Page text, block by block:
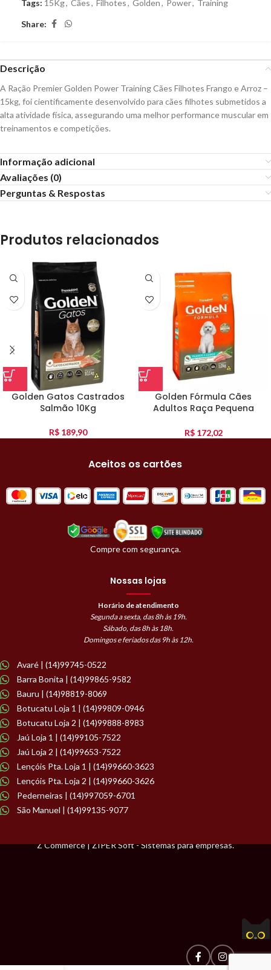
Tags: 15Kg, Cães, Filhotes, Golden, Power, Training
Share:
Descrição
A Ração Premier Golden Power Training Cães Filhotes Frango e Arroz –
15kg, foi cientificamente desenvolvido para cães filhotes submetidos a
alta atividade física, assegurando uma melhor performance muscular em
treinamentos e competições.
Informação adicional
Avaliações (0)
Perguntas & Respostas
Produtos relacionados
Golden Gatos Castrados
Salmão 10Kg
R$189,90
Golden Fórmula Cães
Adultos Raça Pequena
R$172,02
Aceitos os cartões
Compre com segurança.
Nossas lojas
Horário de atendimento
Segunda a sexta, das 8h às 19h.
Sábado, das 8h às 18h.
Domingos e feriados das 9h às 12h.
Avaré | (14)99745-0522
Barra Bonita | (14)99865-9582
Bauru | (14)98819-8069
Botucatu Loja 1 | (14)99809-0946
Botucatu Loja 2 | (14)99888-8983
Jaú Loja 1 | (14)99105-7522
Jaú Loja 2 | (14)99653-7522
Lençóis Pta. Loja 1 | (14)99660-3623
Lençóis Pta. Loja 2 | (14)99660-3626
Pederneiras | (14)997059-6701
São Manuel | (14)99135-9077
Z Commerce | ZIPER Soft - Sistemas para empresas.